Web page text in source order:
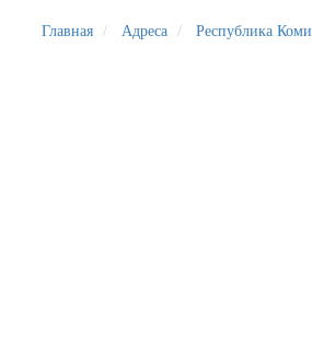
Главная Адреса Республика Коми